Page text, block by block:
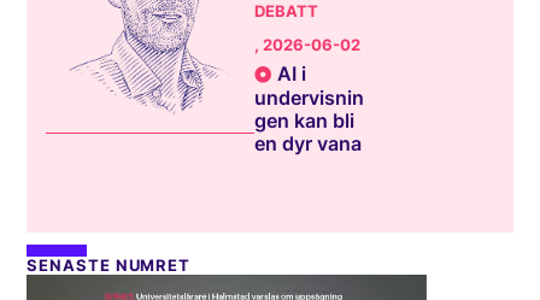
DEBATT
, 2026-06-02
AI i
undervisnin
gen kan bli
en dyr vana
SENASTE NUMRET